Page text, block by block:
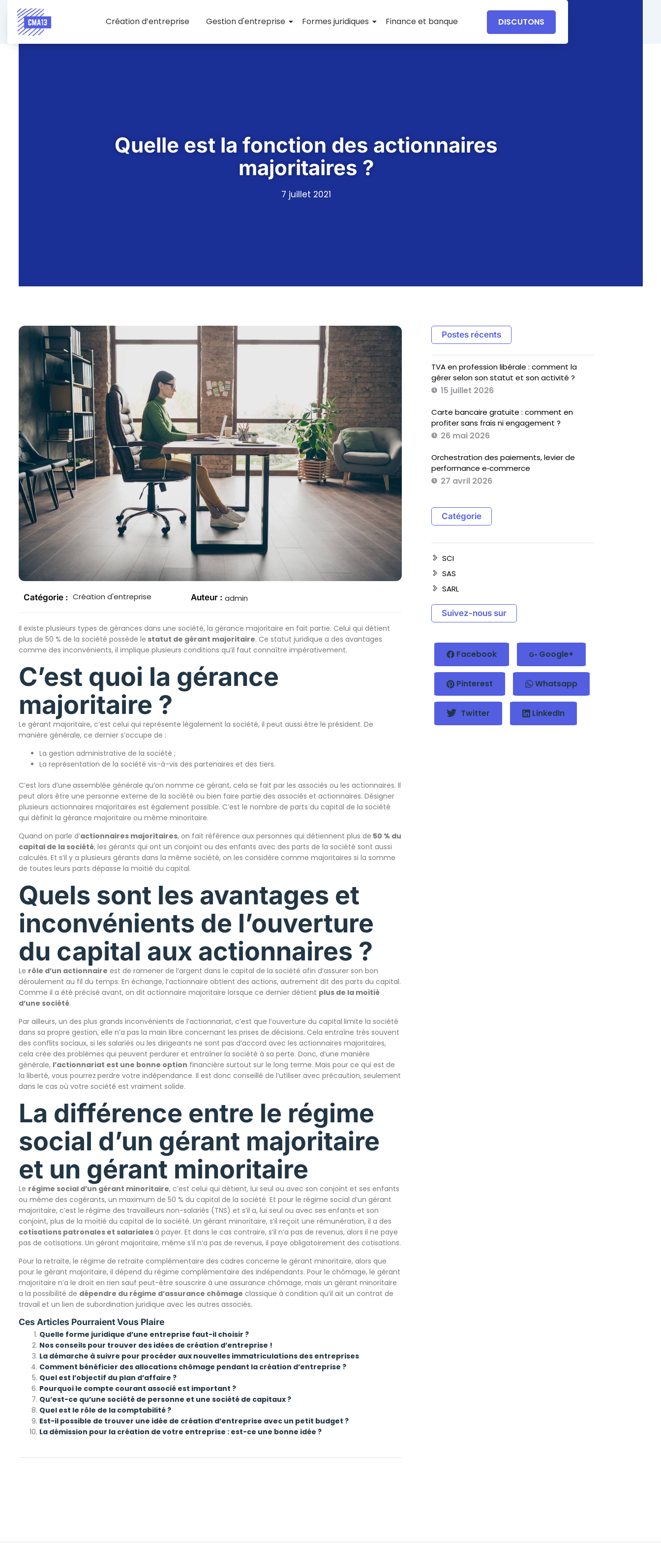
Création d’entreprise Gestion d'entreprise Formes juridiques Finance et banque DISCUTONS
Quelle est la fonction des actionnaires
majoritaires ?
7 juillet 2021
Catégorie : Création d'entreprise Auteur : admin
Il existe plusieurs types de gérances dans une société, la gérance majoritaire en fait partie. Celui qui détient
plus de 50 % de la société possède le statut de gérant majoritaire. Ce statut juridique a des avantages
comme des inconvénients, il implique plusieurs conditions qu’il faut connaître impérativement.
C’est quoi la gérance
majoritaire ?
Le gérant majoritaire, c’est celui qui représente légalement la société, il peut aussi être le président. De
manière générale, ce dernier s’occupe de :
La gestion administrative de la société ;
La représentation de la société vis-à-vis des partenaires et des tiers.
C’est lors d’une assemblée générale qu’on nomme ce gérant, cela se fait par les associés ou les actionnaires. Il
peut alors être une personne externe de la société ou bien faire partie des associés et actionnaires. Désigner
plusieurs actionnaires majoritaires est également possible. C’est le nombre de parts du capital de la société
qui définit la gérance majoritaire ou même minoritaire.
Quand on parle d’actionnaires majoritaires, on fait référence aux personnes qui détiennent plus de 50 % du
capital de la société, les gérants qui ont un conjoint ou des enfants avec des parts de la société sont aussi
calculés. Et s’il y a plusieurs gérants dans la même société, on les considère comme majoritaires si la somme
de toutes leurs parts dépasse la moitié du capital.
Quels sont les avantages et
inconvénients de l’ouverture
du capital aux actionnaires ?
Le rôle d’un actionnaire est de ramener de l’argent dans le capital de la société afin d’assurer son bon
déroulement au fil du temps. En échange, l’actionnaire obtient des actions, autrement dit des parts du capital.
Comme il a été précisé avant, on dit actionnaire majoritaire lorsque ce dernier détient plus de la moitié
d’une société.
Par ailleurs, un des plus grands inconvénients de l’actionnariat, c’est que l’ouverture du capital limite la société
dans sa propre gestion, elle n’a pas la main libre concernant les prises de décisions. Cela entraîne très souvent
des conflits sociaux, si les salariés ou les dirigeants ne sont pas d’accord avec les actionnaires majoritaires,
cela crée des problèmes qui peuvent perdurer et entraîner la société à sa perte. Donc, d’une manière
générale, l’actionnariat est une bonne option financière surtout sur le long terme. Mais pour ce qui est de
la liberté, vous pourrez perdre votre indépendance. Il est donc conseillé de l’utiliser avec précaution, seulement
dans le cas où votre société est vraiment solide.
La différence entre le régime
social d’un gérant majoritaire
et un gérant minoritaire
Le régime social d’un gérant minoritaire, c’est celui qui détient, lui seul ou avec son conjoint et ses enfants
ou même des cogérants, un maximum de 50 % du capital de la société. Et pour le régime social d’un gérant
majoritaire, c’est le régime des travailleurs non-salariés (TNS) et s’il a, lui seul ou avec ses enfants et son
conjoint, plus de la moitié du capital de la société. Un gérant minoritaire, s’il reçoit une rémunération, il a des
cotisations patronales et salarialesà payer. Et dans le cas contraire, s’il n’a pas de revenus, alors il ne paye
pas de cotisations. Un gérant majoritaire, même s’il n’a pas de revenus, il paye obligatoirement des cotisations.
Pour la retraite, le régime de retraite complémentaire des cadres concerne le gérant minoritaire, alors que
pour le gérant majoritaire, il dépend du régime complémentaire des indépendants. Pour le chômage, le gérant
majoritaire n’a le droit en rien sauf peut-être souscrire à une assurance chômage, mais un gérant minoritaire
a la possibilité de dépendre du régime d’assurance chômage classique à condition qu’il ait un contrat de
travail et un lien de subordination juridique avec les autres associés.
Ces Articles Pourraient Vous Plaire
Quelle forme juridique d’une entreprise faut-il choisir ?
Nos conseils pour trouver des idées de création d’entreprise !
La démarche à suivre pour procéder aux nouvelles immatriculations des entreprises
Comment bénéficier des allocations chômage pendant la création d’entreprise ?
Quel est l’objectif du plan d’affaire ?
Pourquoi le compte courant associé est important ?
Qu’est-ce qu’une société de personne et une société de capitaux ?
Quel est le rôle de la comptabilité ?
Est-il possible de trouver une idée de création d’entreprise avec un petit budget ?
La démission pour la création de votre entreprise : est-ce une bonne idée ?
Postes récents
TVA en profession libérale : comment la
gérer selon son statut et son activité ?
15 juillet 2026
Carte bancaire gratuite : comment en
profiter sans frais ni engagement ?
26 mai 2026
Orchestration des paiements, levier de
performance e‑commerce
27 avril 2026
Catégorie
SCI
SAS
SARL
Suivez-nous sur
Facebook Google+
Pinterest Whatsapp
Twitter LinkedIn